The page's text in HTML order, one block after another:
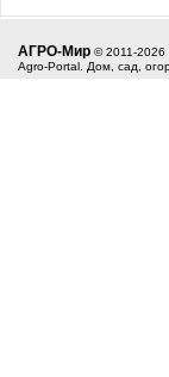
АГРО-Мир © 2011-2026
Agro-Portal. Дом, сад,